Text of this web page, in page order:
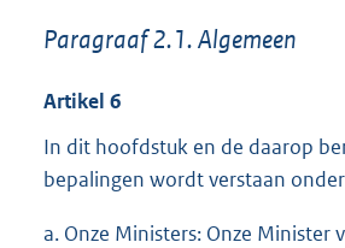
Paragraaf 2.1. Algemeen
Artikel 6
In dit hoofdstuk en de daarop
bepalingen wordt verstaan
a. Onze Ministers: Onze Minister